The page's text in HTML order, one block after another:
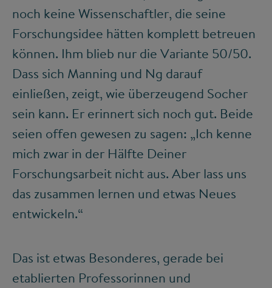
noch keine Wissenschaftler, die seine
Forschungsidee hätten komplett betreuen
können. Ihm blieb nur die Variante 50/50.
Dass sich Manning und Ng darauf
einließen, zeigt, wie überzeugend Socher
sein kann. Er erinnert sich noch gut. Beide
seien offen gewesen zu sagen: „Ich kenne
mich zwar in der Hälfte Deiner
Forschungsarbeit nicht aus. Aber lass uns
das zusammen lernen und etwas Neues
entwickeln.“
Das ist etwas Besonderes, gerade bei
etablierten Professorinnen und